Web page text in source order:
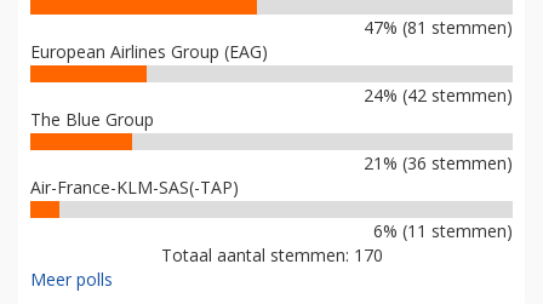
47% (81 stemmen)
European Airlines Group (EAG)
24% (42 stemmen)
The Blue Group
21% (36 stemmen)
Air-France-KLM-SAS(-TAP)
6% (11 stemmen)
Totaal aantal stemmen: 170
Meer polls